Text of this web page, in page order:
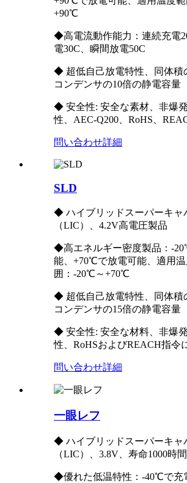
+90℃
◆高電流動作能力：連続充電
電30C、瞬間放電50C
◆ 超低自己放電特性、同体積
コンデンサの10倍の静電容量
◆ 安全性: 安全な素材、非爆
性、AEC-Q200、RoHS、
問い合わせ詳細
SLD
◆ ハイブリッドスーパーキャ
（LIC）、4.2V高電圧製品
◆高エネルギー密度製品：-
能、+70℃で放電可能、適用温
囲：-20℃～+70℃
◆ 超低自己放電特性、同体積
コンデンサの15倍の静電容量
◆ 安全性: 安全な材料、非爆
性、RoHSおよびREACH指令
問い合わせ詳細
一眼レフ
◆ ハイブリッドスーパーキャ
（LIC）、3.8V、寿命1000時間
◆優れた低温特性：-40℃で充